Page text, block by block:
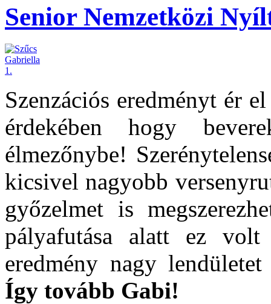
Senior Nemzetközi
Szenzációs eredményt ér
érdekében hogy
élmezőnybe!
kicsivel nagyobb
győzelmet is
pályafutása alatt ez
eredmény nagy
Így tovább Gabi!